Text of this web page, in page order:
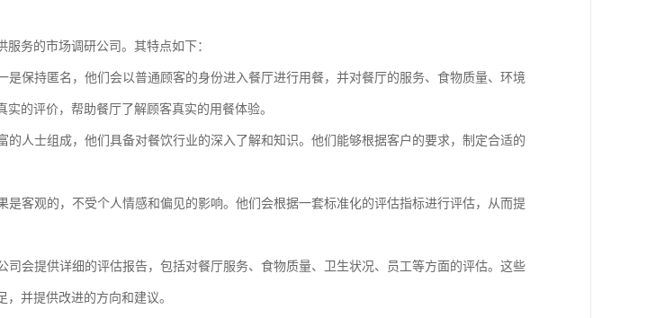
务的市场调研公司。其特点如下：
是保持匿名，他们会以普通顾客的身份进入餐厅进行用餐，并对餐厅的服务、食物质量、环境
的评价，帮助餐厅了解顾客真实的用餐体验。
的人士组成，他们具备对餐饮行业的深入了解和知识。他们能够根据客户的要求，制定合适的
是客观的，不受个人情感和偏见的影响。他们会根据一套标准化的评估指标进行评估，从而提
司会提供详细的评估报告，包括对餐厅服务、食物质量、卫生状况、员工等方面的评估。这些
并提供改进的方向和建议。